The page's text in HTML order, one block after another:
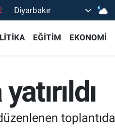
Diyarbakır
EĞİTİM EKONOMİ
toplantıda